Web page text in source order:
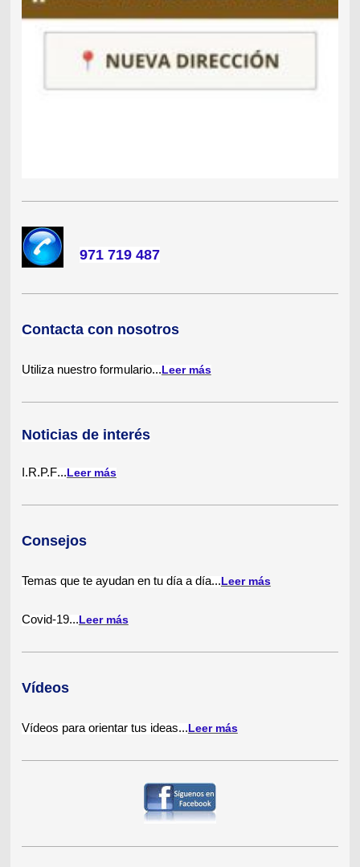
971 719 487
Contacta con nosotros
Utiliza nuestro formulario... Leer más
Noticias de interés
I.R.P.F... Leer más
Consejos
Temas que te ayudan en tu día a día... Leer más
Covid-19... Leer más
Vídeos
Vídeos para orientar tus ideas... Leer más